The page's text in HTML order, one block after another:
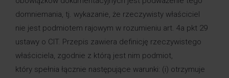
domniemania, tj. wykazanie, że rzeczywisty właściciel
nie jest podmiotem rajowym w rozumieniu art. 4a pkt 29
ustawy o CIT. Przepis zawiera definicję rzeczywistego
właściciela, zgodnie z którą jest nim podmiot,
który spełnia łącznie następujące warunki: (i) otrzymuje